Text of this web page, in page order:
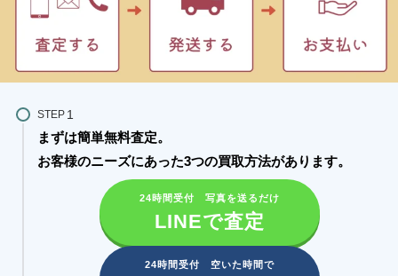
STEP
まずは簡単無料査定。
お客様のニーズにあった3つの買取方法があります。​
24時間受付 写真を送るだけ
LINEで査定
24時間受付 空いた時間で